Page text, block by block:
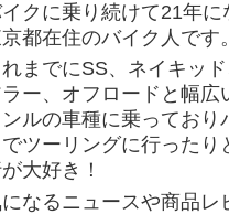
クに乗り続けて21年に
都在住のバイク人です。
れまでにSS、ネイキッ
ー、オフロードと幅広
ンルの車種に乗っており
でツーリングに行ったり
大好き！
なるニュースや商品レ